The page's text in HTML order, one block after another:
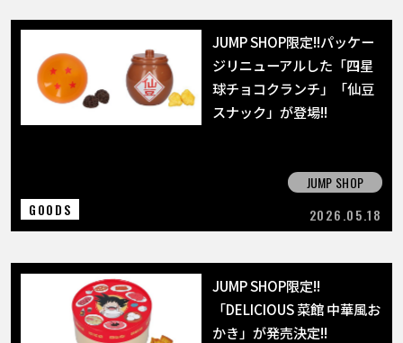
JUMP SHOP限定!!パッケー
ジリニューアルした「四星
球チョコクランチ」「仙豆
スナック」が登場!!
JUMP SHOP
GOODS
2026.05.18
JUMP SHOP限定!!
「DELICIOUS 菜館 中華風お
かき」が発売決定!!